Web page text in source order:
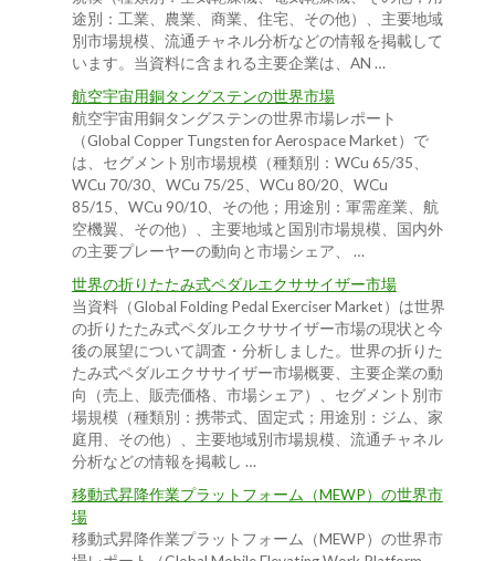
途別：工業、農業、商業、住宅、その他）、主要地域
別市場規模、流通チャネル分析などの情報を掲載して
います。当資料に含まれる主要企業は、AN …
航空宇宙用銅タングステンの世界市場
航空宇宙用銅タングステンの世界市場レポート
（Global Copper Tungsten for Aerospace Market）で
は、セグメント別市場規模（種類別：WCu 65/35、
WCu 70/30、WCu 75/25、WCu 80/20、WCu
85/15、WCu 90/10、その他；用途別：軍需産業、航
空機翼、その他）、主要地域と国別市場規模、国内外
の主要プレーヤーの動向と市場シェア、 …
世界の折りたたみ式ペダルエクササイザー市場
当資料（Global Folding Pedal Exerciser Market）は世界
の折りたたみ式ペダルエクササイザー市場の現状と今
後の展望について調査・分析しました。世界の折りた
たみ式ペダルエクササイザー市場概要、主要企業の動
向（売上、販売価格、市場シェア）、セグメント別市
場規模（種類別：携帯式、固定式；用途別：ジム、家
庭用、その他）、主要地域別市場規模、流通チャネル
分析などの情報を掲載し …
移動式昇降作業プラットフォーム（MEWP）の世界市
場
移動式昇降作業プラットフォーム（MEWP）の世界市